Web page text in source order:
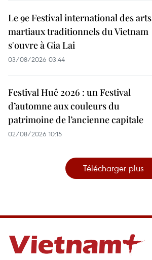
Le 9e Festival international des arts
martiaux traditionnels du Vietnam
s'ouvre à Gia Lai
03/08/2026 03:44
Festival Huê 2026 : un Festival
d’automne aux couleurs du
patrimoine de l’ancienne capitale
02/08/2026 10:15
Télécharger plus